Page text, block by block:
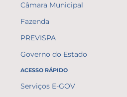
Câmara Municipal
Fazenda
PREVISPA
Governo do Estado
ACESSO RÁPIDO
Serviços E-GOV